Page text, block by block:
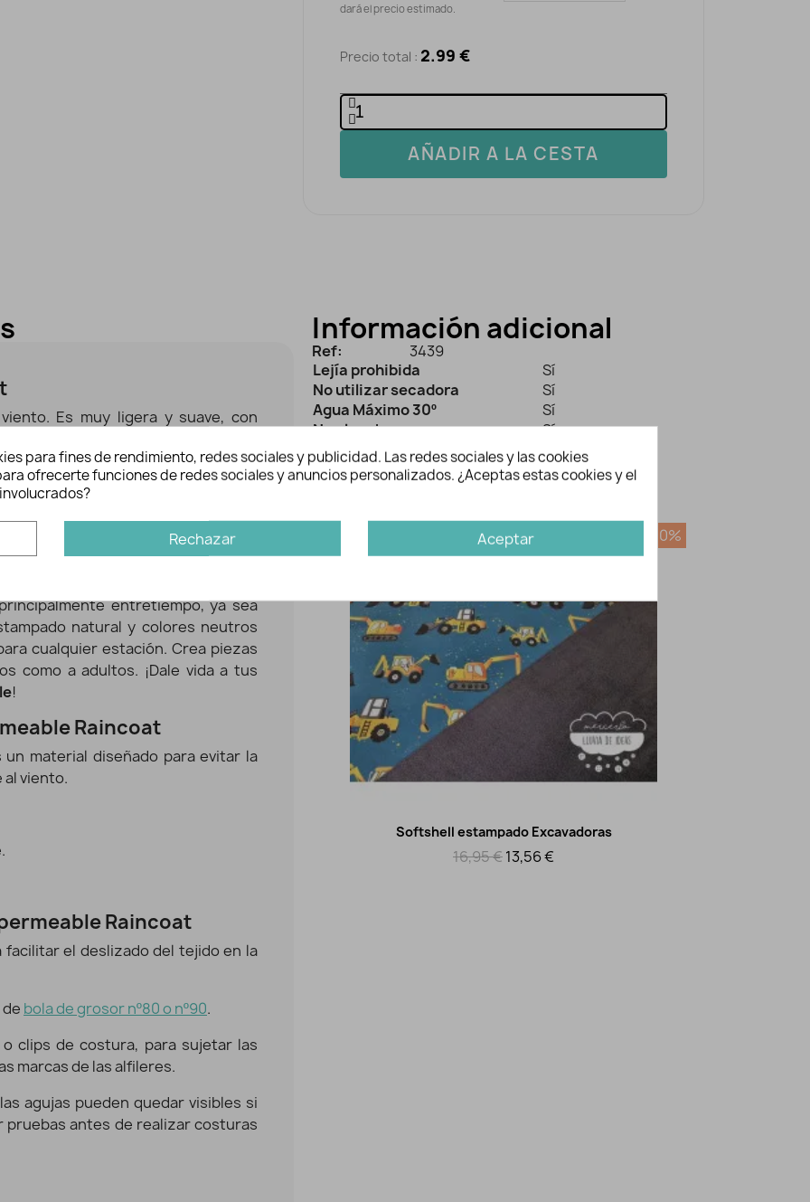
dará el precio estimado.
Precio total : 2.99 €
AÑADIR A LA CESTA
Es muy ligera y suave, con
Su resistencia al agua y
amplia gama de aplicaciones de
impermeables y divertidas.
es perfecta para chaquetas,
bolsos, mochilas o neceseres,
entretiempo, ya sea
natural y colores neutros
cualquier estación. Crea piezas
como a adultos. ¡Dale vida a tus
!
Raincoat
material diseñado para evitar la
viento.
Raincoat
facilitar el deslizado del tejido en la
bola de grosor nº80 o nº90.
clips de costura, para sujetar las
marcas de las alfileres.
agujas pueden quedar visibles si
pruebas antes de realizar costuras
Información adicional
Ref:
3439
Lejía prohibida
Sí
No utilizar secadora
Sí
Agua Máximo 30º
Sí
No planchar
Sí
No admite limpieza en seco
Sí
Vista rápida
-20%
Softshell estampado Excavadoras
16,95 €13,56 €
para fines de rendimiento, redes sociales y publicidad. Las redes sociales y las cookies
ofrecerte funciones de redes sociales y anuncios personalizados. ¿Aceptas estas cookies y el
Rechazar Aceptar